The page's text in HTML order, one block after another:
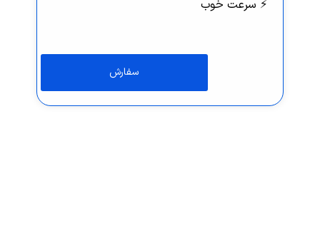
⚡️ سرعت خوب